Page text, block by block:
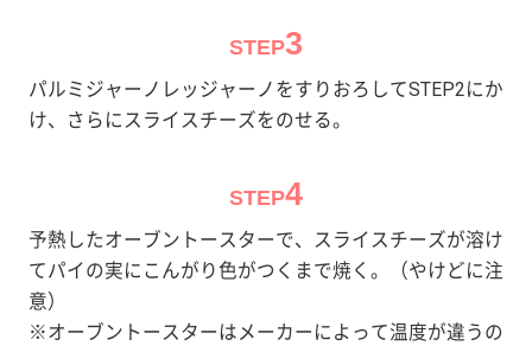
STEP3
パルミジャーノレッジャーノをすりおろしてSTEP2にか
け、さらにスライスチーズをのせる。
STEP4
予熱したオーブントースターで、スライスチーズが溶け
てパイの実にこんがり色がつくまで焼く。（やけどに注
意）
※オーブントースターはメーカーによって温度が違うの